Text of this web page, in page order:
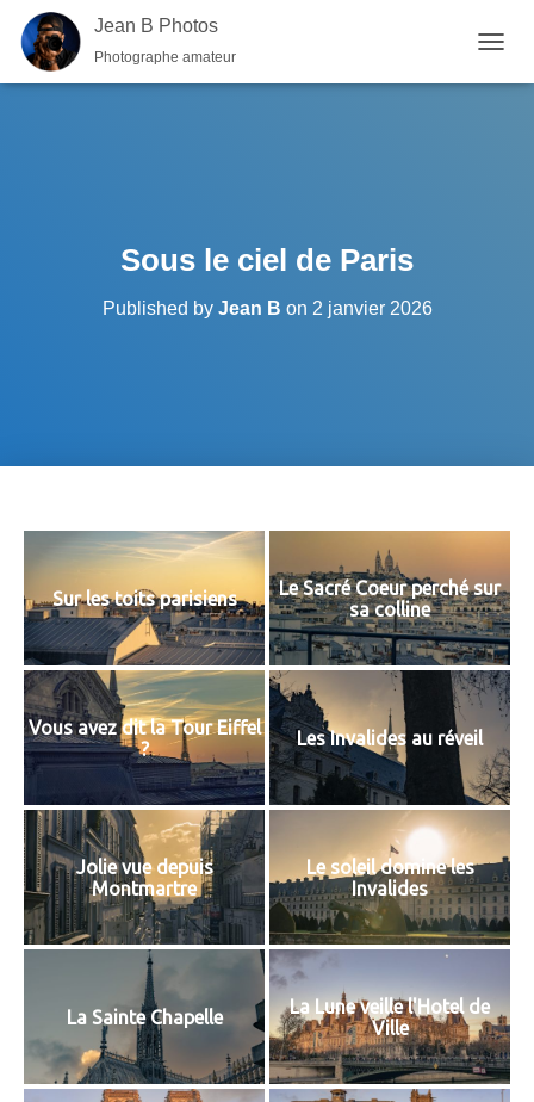
Jean B Photos
Photographe amateur
Sous le ciel de Paris
Published by Jean B on 2 janvier 2026
Sur les toits parisiens
Le Sacré Coeur perché sur
sa colline
Vous avez dit la Tour Eiffel
?
Les Invalides au réveil
Jolie vue depuis
Montmartre
Le soleil domine les
Invalides
La Sainte Chapelle
La Lune veille l'Hotel de
Ville